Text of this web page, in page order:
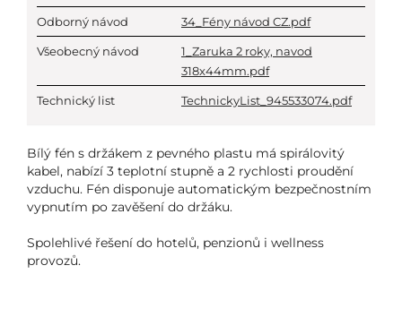
Odborný návod 34_Fény návod CZ.pdf
Všeobecný návod
1_Zaruka 2 roky, navod
318x44mm.pdf
Technický list TechnickyList_945533074.pdf
Bílý fén s držákem z pevného plastu má spirálovitý
kabel, nabízí 3 teplotní stupně a 2 rychlosti proudění
vzduchu. Fén disponuje automatickým bezpečnostním
vypnutím po zavěšení do držáku.
Spolehlivé řešení do hotelů, penzionů i wellness
provozů.